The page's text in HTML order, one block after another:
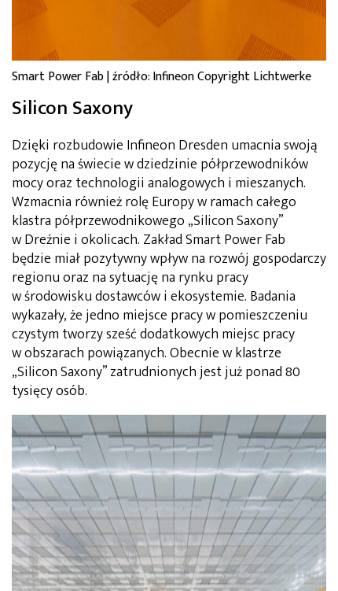
Smart Power Fab | źródło: Infineon Copyright Lichtwerke
Silicon Saxony
Dzięki rozbudowie Infineon Dresden umacnia swoją
pozycję na świecie w dziedzinie półprzewodników
mocy oraz technologii analogowych i mieszanych.
Wzmacnia również rolę Europy w ramach całego
klastra półprzewodnikowego „Silicon Saxony”
w Dreźnie i okolicach. Zakład Smart Power Fab
będzie miał pozytywny wpływ na rozwój gospodarczy
regionu oraz na sytuację na rynku pracy
w środowisku dostawców i ekosystemie. Badania
wykazały, że jedno miejsce pracy w pomieszczeniu
czystym tworzy sześć dodatkowych miejsc pracy
w obszarach powiązanych. Obecnie w klastrze
„Silicon Saxony” zatrudnionych jest już ponad 80
tysięcy osób.